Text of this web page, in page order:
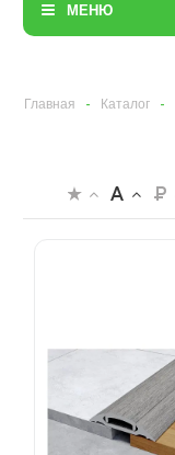
МЕНЮ
Главная - Каталог -